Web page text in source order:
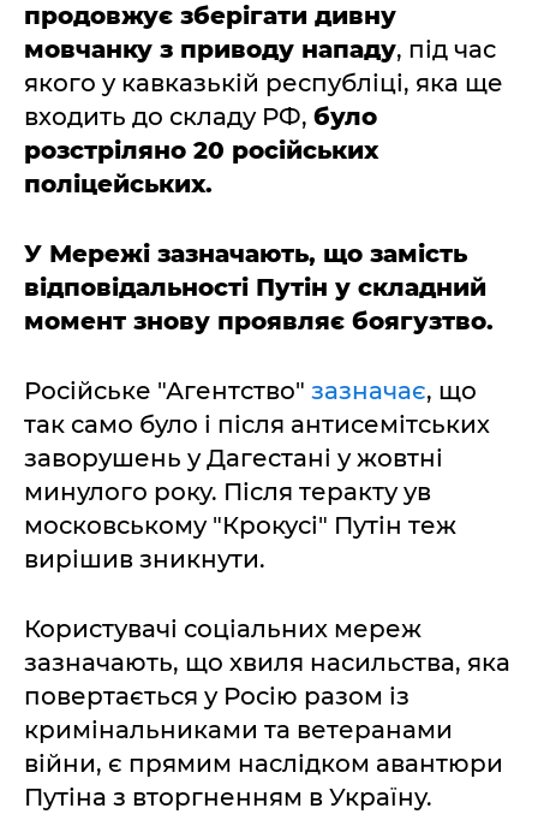
продовжує зберігати дивну
мовчанку з приводу нападу, під час
якого у кавказькій республіці, яка ще
входить до складу РФ, було
розстріляно 20 російських
поліцейських.
У Мережі зазначають, що замість
відповідальності Путін у складний
момент знову проявляє боягузтво.
Російське "Агентство" зазначає, що
так само було і після антисемітських
заворушень у Дагестані у жовтні
минулого року. Після теракту ув
московському "Крокусі" Путін теж
вирішив зникнути.
Користувачі соціальних мереж
зазначають, що хвиля насильства, яка
повертається у Росію разом із
кримінальниками та ветеранами
війни, є прямим наслідком авантюри
Путіна з вторгненням в Україну.